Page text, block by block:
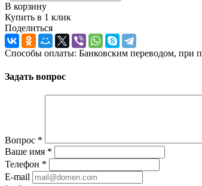
В корзину
Купить в 1 клик
Поделиться
Способы оплаты: Банковским переводом, при
Задать вопрос
Вопрос *
Ваше имя *
Телефон *
E-mail